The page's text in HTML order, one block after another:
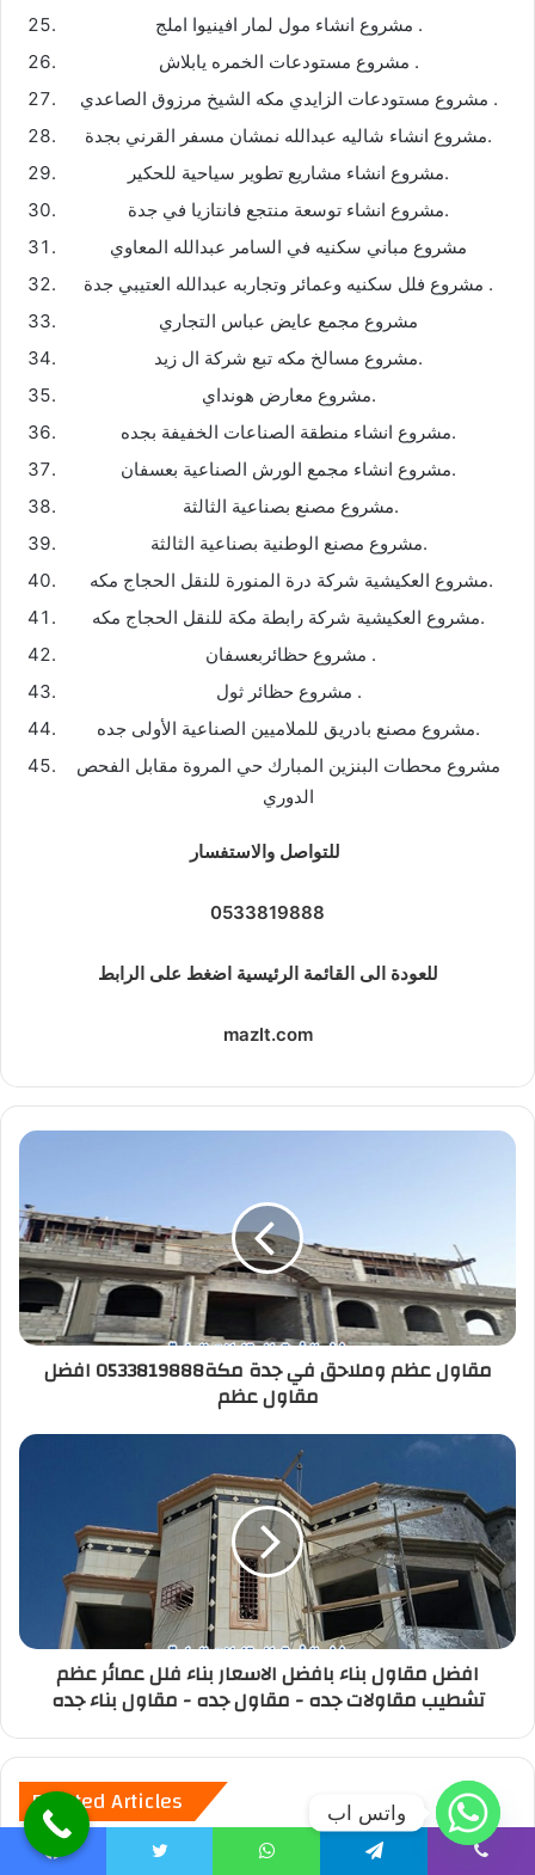
مشروع انشاء مول لمار افينيوا املج .
مشروع مستودعات الخمره يابلاش .
مشروع مستودعات الزايدي مكه الشيخ مرزوق الصاعدي .
مشروع انشاء شاليه عبدالله نمشان مسفر القرني بجدة.
مشروع انشاء مشاريع تطوير سياحية للحكير.
مشروع انشاء توسعة منتجع فانتازيا في جدة.
مشروع مباني سكنيه في السامر عبدالله المعاوي
مشروع فلل سكنيه وعمائر وتجاربه عبدالله العتيبي جدة .
مشروع مجمع عايض عباس التجاري
مشروع مسالخ مكه تبع شركة ال زيد.
مشروع معارض هونداي.
مشروع انشاء منطقة الصناعات الخفيفة بجده.
مشروع انشاء مجمع الورش الصناعية بعسفان.
مشروع مصنع بصناعية الثالثة.
مشروع مصنع الوطنية بصناعية الثالثة.
مشروع العكيشية شركة درة المنورة للنقل الحجاج مكه.
مشروع العكيشية شركة رابطة مكة للنقل الحجاج مكه.
مشروع حظائربعسفان .
مشروع حظائر ثول .
مشروع مصنع بادريق للملاميين الصناعية الأولى جده.
مشروع محطات البنزين المبارك حي المروة مقابل الفحص
الدوري
0533819888
للعودة الى القائمة الرئيسية اضغط على الرابط
mazlt.com
مقاول عظم وملاحق في جدة مكة0533819888 افضل
مقاول عظم
افضل مقاول بناء بافضل الاسعار بناء فلل عمائر عظم
تشطيب مقاولات جده - مقاول جده - مقاول بناء جده
Related Articles واتس اب